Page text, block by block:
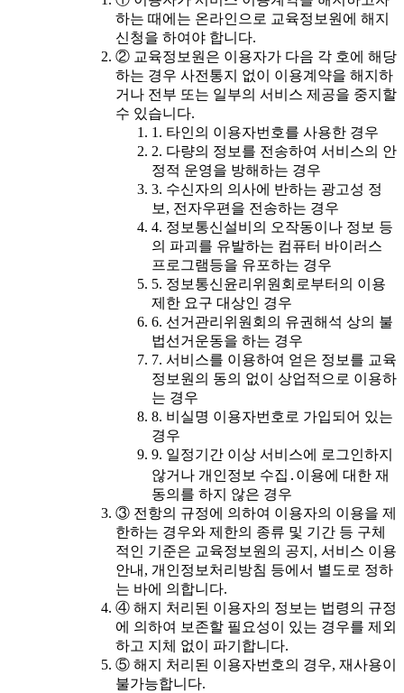
하는 때에는 온라인으로 교육정보원에 해지
신청을 하여야 합니다.
② 교육정보원은 이용자가 다음 각 호에 해당
하는 경우 사전통지 없이 이용계약을 해지하
거나 전부 또는 일부의 서비스 제공을 중지할
수 있습니다.
1. 타인의 이용자번호를 사용한 경우
2. 다량의 정보를 전송하여 서비스의 안
정적 운영을 방해하는 경우
3. 수신자의 의사에 반하는 광고성 정
보, 전자우편을 전송하는 경우
4. 정보통신설비의 오작동이나 정보 등
의 파괴를 유발하는 컴퓨터 바이러스
프로그램등을 유포하는 경우
5. 정보통신윤리위원회로부터의 이용
제한 요구 대상인 경우
6. 선거관리위원회의 유권해석 상의 불
법선거운동을 하는 경우
7. 서비스를 이용하여 얻은 정보를 교육
정보원의 동의 없이 상업적으로 이용하
는 경우
8. 비실명 이용자번호로 가입되어 있는
경우
9. 일정기간 이상 서비스에 로그인하지
않거나 개인정보 수집․이용에 대한 재
동의를 하지 않은 경우
③ 전항의 규정에 의하여 이용자의 이용을 제
한하는 경우와 제한의 종류 및 기간 등 구체
적인 기준은 교육정보원의 공지, 서비스 이용
안내, 개인정보처리방침 등에서 별도로 정하
는 바에 의합니다.
④ 해지 처리된 이용자의 정보는 법령의 규정
에 의하여 보존할 필요성이 있는 경우를 제외
하고 지체 없이 파기합니다.
⑤ 해지 처리된 이용자번호의 경우, 재사용이
불가능합니다.